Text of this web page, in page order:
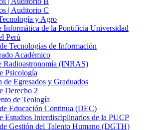
| Auditorio C
y Agro
Informática de la Pontificia Universidad
Perú
Tecnologías de Información
Académico
Radioastronomía (INRAS)
Psicología
de Egresados y Graduados
Derecho 2
de Teología
Educación Continua (DEC)
Estudios Interdisciplinarios de la PUCP
Gestión del Talento Humano (DGTH)